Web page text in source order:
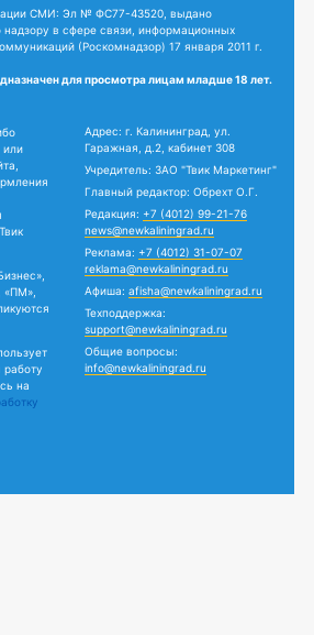
СМИ: Эл № ФС77-43520, выдано
в сфере связи, информационных
(Роскомнадзор) 17 января 2011 г.
для просмотра лицам младше 18 лет.
или
«ПМ»,
на
Адрес: г. Калининград, ул.
Гаражная, д.2, кабинет 308
Учредитель: ЗАО "Твик Маркетинг"
Главный редактор: Обрехт О.Г.
Редакция: +7 (4012) 99-21-76
news@newkaliningrad.ru
Реклама: +7 (4012) 31-07-07
reklama@newkaliningrad.ru
Афиша: afisha@newkaliningrad.ru
Техподдержка:
support@newkaliningrad.ru
Общие вопросы:
info@newkaliningrad.ru